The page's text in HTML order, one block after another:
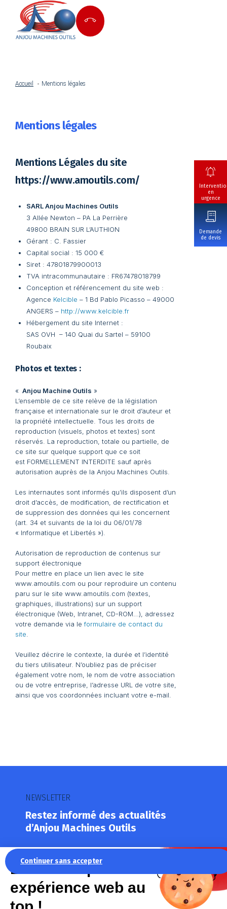
Continuer sans accepter
La recette pour une
expérience web au
en
urgence
Demande
de devis
Accueil Mentions légales
Mentions légales
Mentions Légales du site
https://www.amoutils.com/
SARL Anjou Machines Outils
3 Allée Newton – PA La Perrière
49800 BRAIN SUR L’AUTHION
Gérant : C. Fassier
Capital social : 15 000 €
Siret : 47801879900013
TVA intracommunautaire : FR67478018799
Conception et référencement du site web :
Agence Kelcible – 1 Bd Pablo Picasso – 49000
ANGERS – http://www.kelcible.fr
Hébergement du site Internet :
SAS OVH – 140 Quai du Sartel – 59100
Roubaix
Photos et textes :
« Anjou Machine Outils »
L’ensemble de ce site relève de la législation
française et internationale sur le droit d’auteur et
la propriété intellectuelle. Tous les droits de
reproduction (visuels, photos et textes) sont
réservés. La reproduction, totale ou partielle, de
ce site sur quelque support que ce soit
est FORMELLEMENT INTERDITE sauf après
autorisation auprès de la Anjou Machines Outils.
Les internautes sont informés qu’ils disposent d’un
droit d’accès, de modification, de rectification et
de suppression des données qui les concernent
(art. 34 et suivants de la loi du 06/01/78
« Informatique et Libertés »).
Autorisation de reproduction de contenus sur
support électronique
Pour mettre en place un lien avec le site
www.amoutils.com ou pour reproduire un contenu
paru sur le site www.amoutils.com (textes,
graphiques, illustrations) sur un support
électronique (Web, Intranet, CD-ROM…), adressez
votre demande via leformulaire de contact du
site
Veuillez décrire le contexte, la durée et l’identité
du tiers utilisateur. N’oubliez pas de préciser
également votre nom, le nom de votre association
ou de votre entreprise, l’adresse URL de votre site,
ainsi que vos coordonnées incluant votre e-mail.
NEWSLETTER
Restez informé des actualités
d’Anjou Machines Outils
Votre adresse mail*